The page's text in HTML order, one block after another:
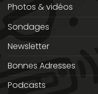
Photos & vidéos
Sondages
Newsletter
Bonnes Adresses
Podcasts